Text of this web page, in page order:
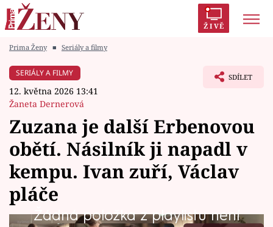
ŽIVĚ
Módní alarm
Témata
Celebrity
Vztahy
Prima Ženy ■ Seriály a filmy
SERIÁLY A FILMY
12. května 2026 13:41
Žaneta Dernerová
SDÍLET
Zuzana je další Erbenovou
obětí. Násilník ji napadl v
kempu. Ivan zuří, Václav
pláče
Žádná položka z playlistu není